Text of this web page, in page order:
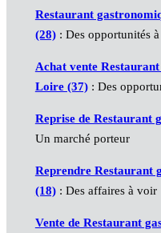
Restaurant
(28): Des opportunités
Achat vente
Loire (37): Des
Reprise de Restaurant
Un marché porteur
Reprendre Restaurant
(18): Des affaires à voir
Vente de Restaurant